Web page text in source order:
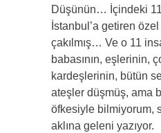
Düşünün… İçindeki 11
İstanbul’a getiren
çakılmış… Ve o 11
babasının, eşlerinin,
kardeşlerinin, bütün
ateşler düşmüş, ama
öfkesiyle bilmiyorum,
aklına geleni yazıyor.